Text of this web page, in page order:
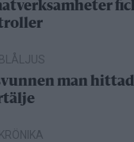
BLÅLJUS
man
KRÖNIKA